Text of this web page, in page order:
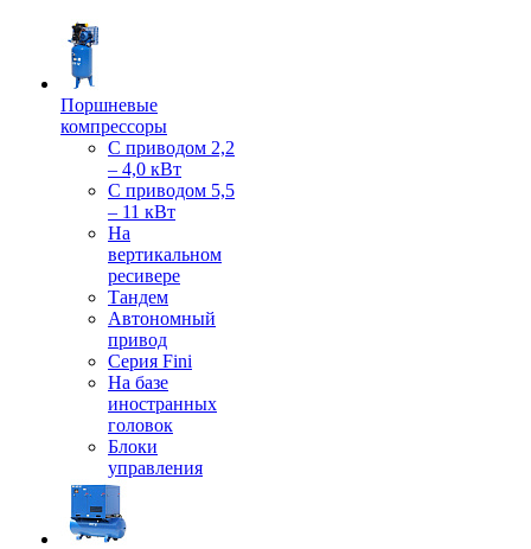
Поршневые
компрессоры
С приводом 2,2
– 4,0 кВт
С приводом 5,5
– 11 кВт
На
вертикальном
ресивере
Тандем
Автономный
привод
Серия Fini
На базе
иностранных
головок
Блоки
управления